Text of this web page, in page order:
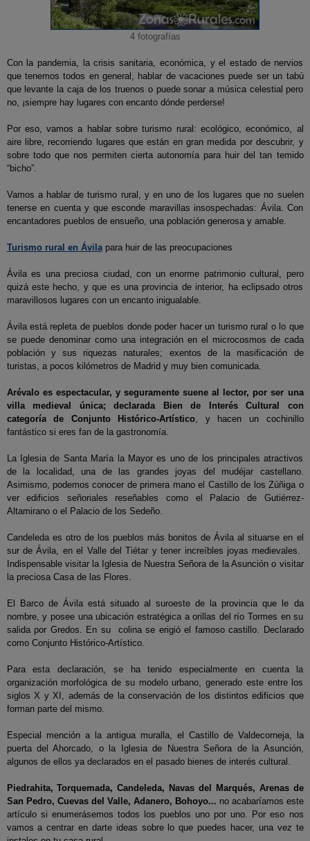
4 fotografías
Con la pandemia, la crisis sanitaria, económica, y el estado de nervios
que tenemos todos en general, hablar de vacaciones puede ser un tabú
que levante la caja de los truenos o puede sonar a música celestial pero
no, ¡siempre hay lugares con encanto dónde perderse!
Por eso, vamos a hablar sobre turismo rural: ecológico, económico, al
aire libre, recorriendo lugares que están en gran medida por descubrir, y
sobre todo que nos permiten cierta autonomía para huir del tan temido
“bicho”.
Vamos a hablar de turismo rural, y en uno de los lugares que no suelen
tenerse en cuenta y que esconde maravillas insospechadas: Ávila. Con
encantadores pueblos de ensueño, una población generosa y amable.
Turismo rural en Ávilapara huir de las preocupaciones
Ávila es una preciosa ciudad, con un enorme patrimonio cultural, pero
quizá este hecho, y que es una provincia de interior, ha eclipsado otros
maravillosos lugares con un encanto inigualable.
Ávila está repleta de pueblos donde poder hacer un turismo rural o lo que
se puede denominar como una integración en el microcosmos de cada
población y sus riquezas naturales; exentos de la masificación de
turistas, a pocos kilómetros de Madrid y muy bien comunicada.
Arévalo es espectacular, y seguramente suene al lector, por ser una
villa medieval única; declarada Bien de Interés Cultural con
categoría de Conjunto Histórico-Artístico, y hacen un cochinillo
fantástico si eres fan de la gastronomía.
La Iglesia de Santa María la Mayor es uno de los principales atractivos
de la localidad, una de las grandes joyas del mudéjar castellano.
Asimismo, podemos conocer de primera mano el Castillo de los Zúñiga o
ver edificios señoriales reseñables como el Palacio de Gutiérrez-
Altamirano o el Palacio de los Sedeño.
Candeleda es otro de los pueblos más bonitos de Ávila al situarse en el
sur de Ávila, en el Valle del Tiétar y tener increíbles joyas medievales.
Indispensable visitar la Iglesia de Nuestra Señora de la Asunción o visitar
la preciosa Casa de las Flores.
El Barco de Ávila está situado al suroeste de la provincia que le da
nombre, y posee una ubicación estratégica a orillas del río Tormes en su
salida por Gredos. En su colina se erigió el famoso castillo. Declarado
como Conjunto Histórico-Artístico.
Para esta declaración, se ha tenido especialmente en cuenta la
organización morfológica de su modelo urbano, generado este entre los
siglos X y XI, además de la conservación de los distintos edificios que
forman parte del mismo.
Especial mención a la antigua muralla, el Castillo de Valdecorneja, la
puerta del Ahorcado, o la Iglesia de Nuestra Señora de la Asunción,
algunos de ellos ya declarados en el pasado bienes de interés cultural.
Piedrahita, Torquemada, Candeleda, Navas del Marqués, Arenas de
San Pedro, Cuevas del Valle, Adanero, Bohoyo... no acabaríamos este
artículo si enumerásemos todos los pueblos uno por uno. Por eso nos
vamos a centrar en darte ideas sobre lo que puedes hacer, una vez te